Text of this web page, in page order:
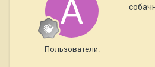
Пользователи.